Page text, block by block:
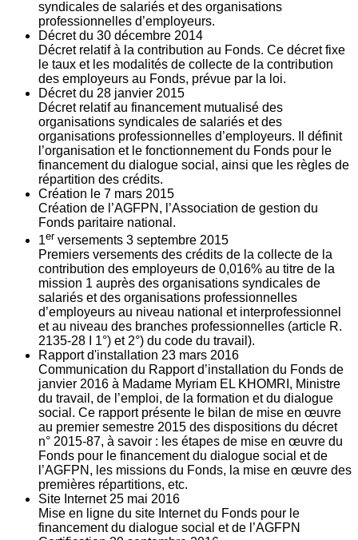
syndicales de salariés et des organisations
professionnelles d’employeurs.
Décret du 30 décembre 2014
Décret relatif à la contribution au Fonds. Ce décret fixe
le taux et les modalités de collecte de la contribution
des employeurs au Fonds, prévue par la loi.
Décret du 28 janvier 2015
Décret relatif au financement mutualisé des
organisations syndicales de salariés et des
organisations professionnelles d’employeurs. Il définit
l’organisation et le fonctionnement du Fonds pour le
financement du dialogue social, ainsi que les règles de
répartition des crédits.
Création le 7 mars 2015
Création de l’AGFPN, l’Association de gestion du
Fonds paritaire national.
1er versements 3 septembre 2015
Premiers versements des crédits de la collecte de la
contribution des employeurs de 0,016% au titre de la
mission 1 auprès des organisations syndicales de
salariés et des organisations professionnelles
d’employeurs au niveau national et interprofessionnel
et au niveau des branches professionnelles (article R.
2135‐28 I 1°) et 2°) du code du travail).
Rapport d'installation 23 mars 2016
Communication du Rapport d’installation du Fonds de
janvier 2016 à Madame Myriam EL KHOMRI, Ministre
du travail, de l’emploi, de la formation et du dialogue
social. Ce rapport présente le bilan de mise en œuvre
au premier semestre 2015 des dispositions du décret
n° 2015-87, à savoir : les étapes de mise en œuvre du
Fonds pour le financement du dialogue social et de
l’AGFPN, les missions du Fonds, la mise en œuvre des
premières répartitions, etc.
Site Internet 25 mai 2016
Mise en ligne du site Internet du Fonds pour le
financement du dialogue social et de l’AGFPN